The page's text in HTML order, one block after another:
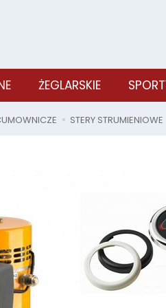
ŻEGLARSKIE
STERY STRUMIENIOWE